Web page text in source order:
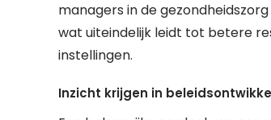
managers in de
wat uiteindelijk leidt tot betere
instellingen.
Inzicht krijgen in